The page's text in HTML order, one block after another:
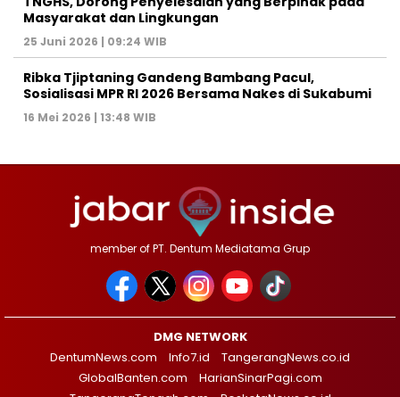
Masyarakat dan Lingkungan‎
25 Juni 2026 | 09:24 WIB
Ribka Tjiptaning Gandeng Bambang Pacul,
Sosialisasi MPR RI 2026 Bersama Nakes di Sukabumi
16 Mei 2026 | 13:48 WIB
member of PT. Dentum Mediatama Grup
DMG NETWORK
DentumNews.com
Info7.id
TangerangNews.co.id
GlobalBanten.com
HarianSinarPagi.com